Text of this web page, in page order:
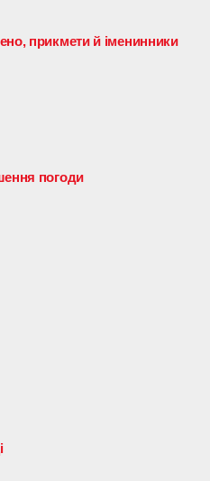
прикмети й іменинники
погоди